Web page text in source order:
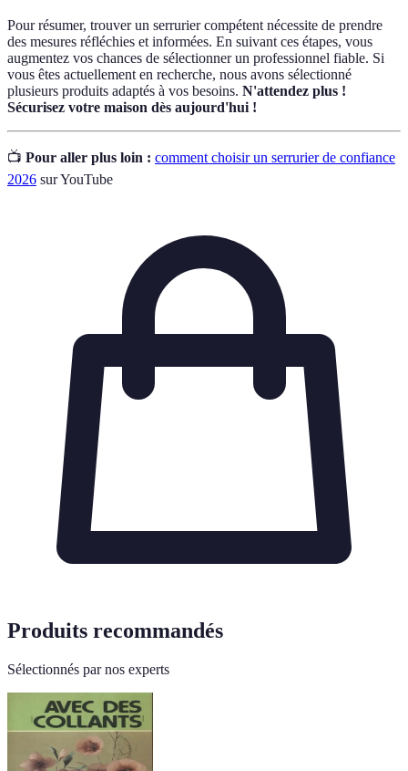
Pour résumer, trouver un serrurier compétent nécessite de prendre
des mesures réfléchies et informées. En suivant ces étapes, vous
augmentez vos chances de sélectionner un professionnel fiable. Si
vous êtes actuellement en recherche, nous avons sélectionné
plusieurs produits adaptés à vos besoins. N'attendez plus !
Sécurisez votre maison dès aujourd'hui !
📺 Pour aller plus loin : comment choisir un serrurier de confiance
2026 sur YouTube
Produits recommandés
Sélectionnés par nos experts